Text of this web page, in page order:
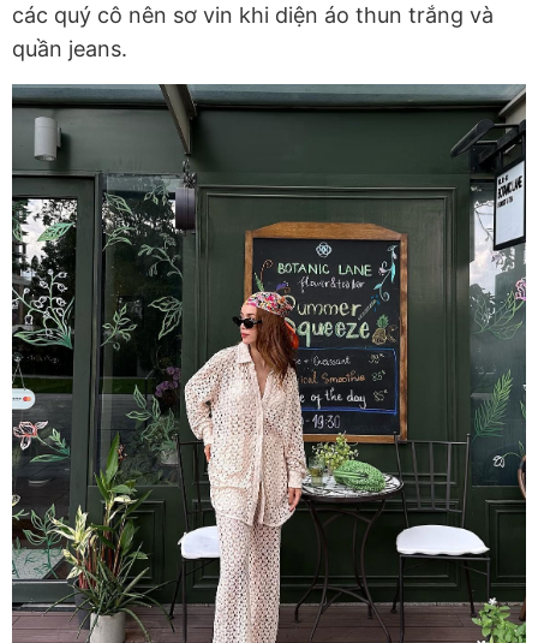
các quý cô nên sơ vin khi diện áo thun trắng và
quần jeans.